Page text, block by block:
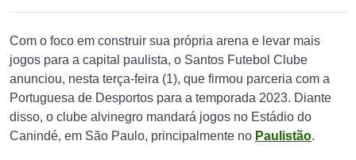
Com o foco em construir sua própria arena e levar mais
jogos para a capital paulista, o Santos Futebol Clube
anunciou, nesta terça-feira (1), que firmou parceria com a
Portuguesa de Desportos para a temporada 2023. Diante
disso, o clube alvinegro mandará jogos no Estádio do
Canindé, em São Paulo, principalmente no Paulistão.